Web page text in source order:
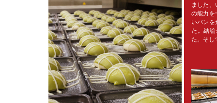
ました
の能力を
いパンを
た。結
た。そし